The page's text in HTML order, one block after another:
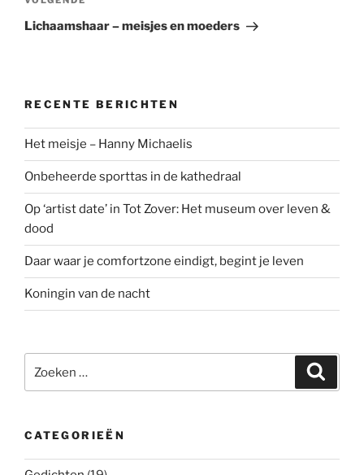
bericht
Lichaamshaar – meisjes en moeders
RECENTE BERICHTEN
Het meisje – Hanny Michaelis
Onbeheerde sporttas in de kathedraal
Op ‘artist date’ in Tot Zover: Het museum over leven &
dood
Daar waar je comfortzone eindigt, begint je leven
Koningin van de nacht
naar:
CATEGORIEËN